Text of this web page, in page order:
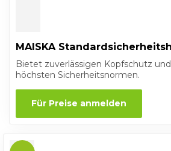
MAISKA
Bietet zuverlässigen Kopfschutz
höchsten Sicherheitsnormen.
Für Preise anmelden